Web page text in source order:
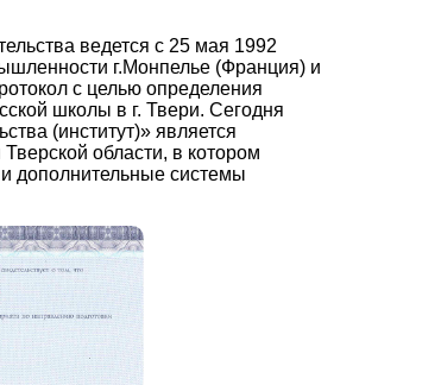
ведется с 25 мая 1992
г.Монпелье (Франция) и
с целью определения
школы в г. Твери. Сегодня
(институт)» является
области, в котором
дополнительные системы